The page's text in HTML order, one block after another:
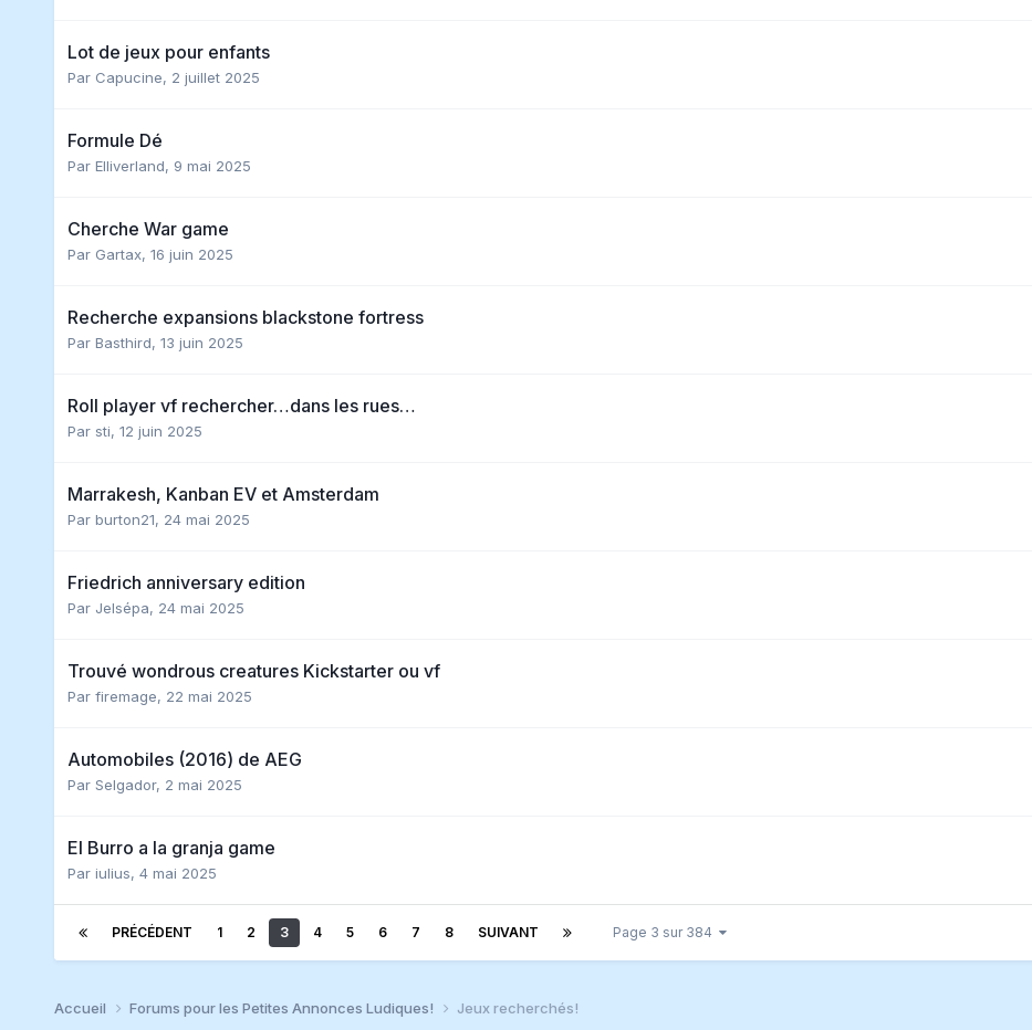
Lot de jeux pour enfants
Par Capucine, 2 juillet 2025
Formule Dé
Par Elliverland, 9 mai 2025
Cherche War game
Par Gartax, 16 juin 2025
Recherche expansions blackstone fortress
Par Basthird, 13 juin 2025
Roll player vf rechercher…dans les rues…
Par sti, 12 juin 2025
Marrakesh, Kanban EV et Amsterdam
Par burton21, 24 mai 2025
Friedrich anniversary edition
Par Jelsépa, 24 mai 2025
Trouvé wondrous creatures Kickstarter ou vf
Par firemage, 22 mai 2025
Automobiles (2016) de AEG
Par Selgador, 2 mai 2025
El Burro a la granja game
Par iulius, 4 mai 2025
PRÉCÉDENT 1 2 3 4 5 6 7 8 SUIVANT Page 3 sur 384
Accueil Forums pour les Petites Annonces Ludiques! Jeux recherchés!